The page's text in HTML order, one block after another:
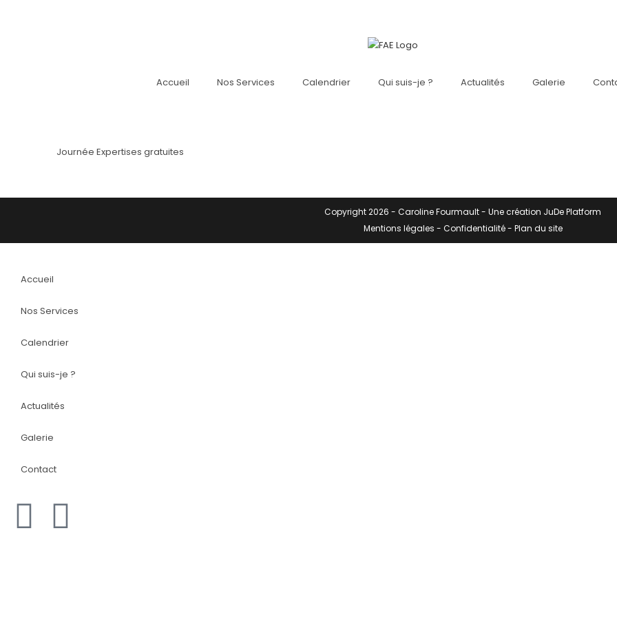
Accueil Nos Services Calendrier Qui suis-je ? Actualités Galerie
Journée Expertises gratuites
Copyright 2026 - Caroline Fourmault- Une création JuDe Platform
Mentions légales - Confidentialité- Plan du site
Accueil
Nos Services
Calendrier
Qui suis-je ?
Actualités
Galerie
Contact